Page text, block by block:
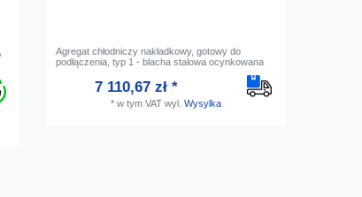
Agregat chłodniczy nakładkowy, gotowy do
podłączenia, typ 1 - blacha stalowa ocynkowana
7 110,67 zł *
* w tym VATwyl. Wysylka